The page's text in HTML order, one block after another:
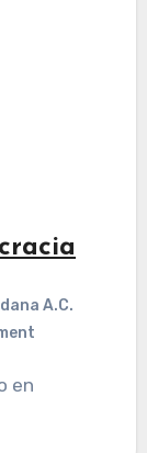
A.C.